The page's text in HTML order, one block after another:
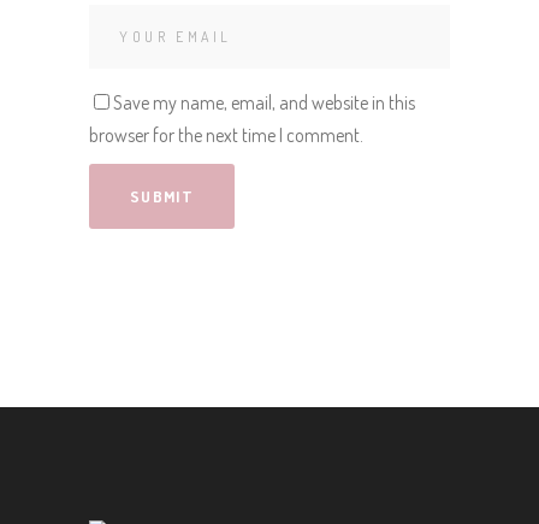
Save my name, email, and website in this
browser for the next time I comment.